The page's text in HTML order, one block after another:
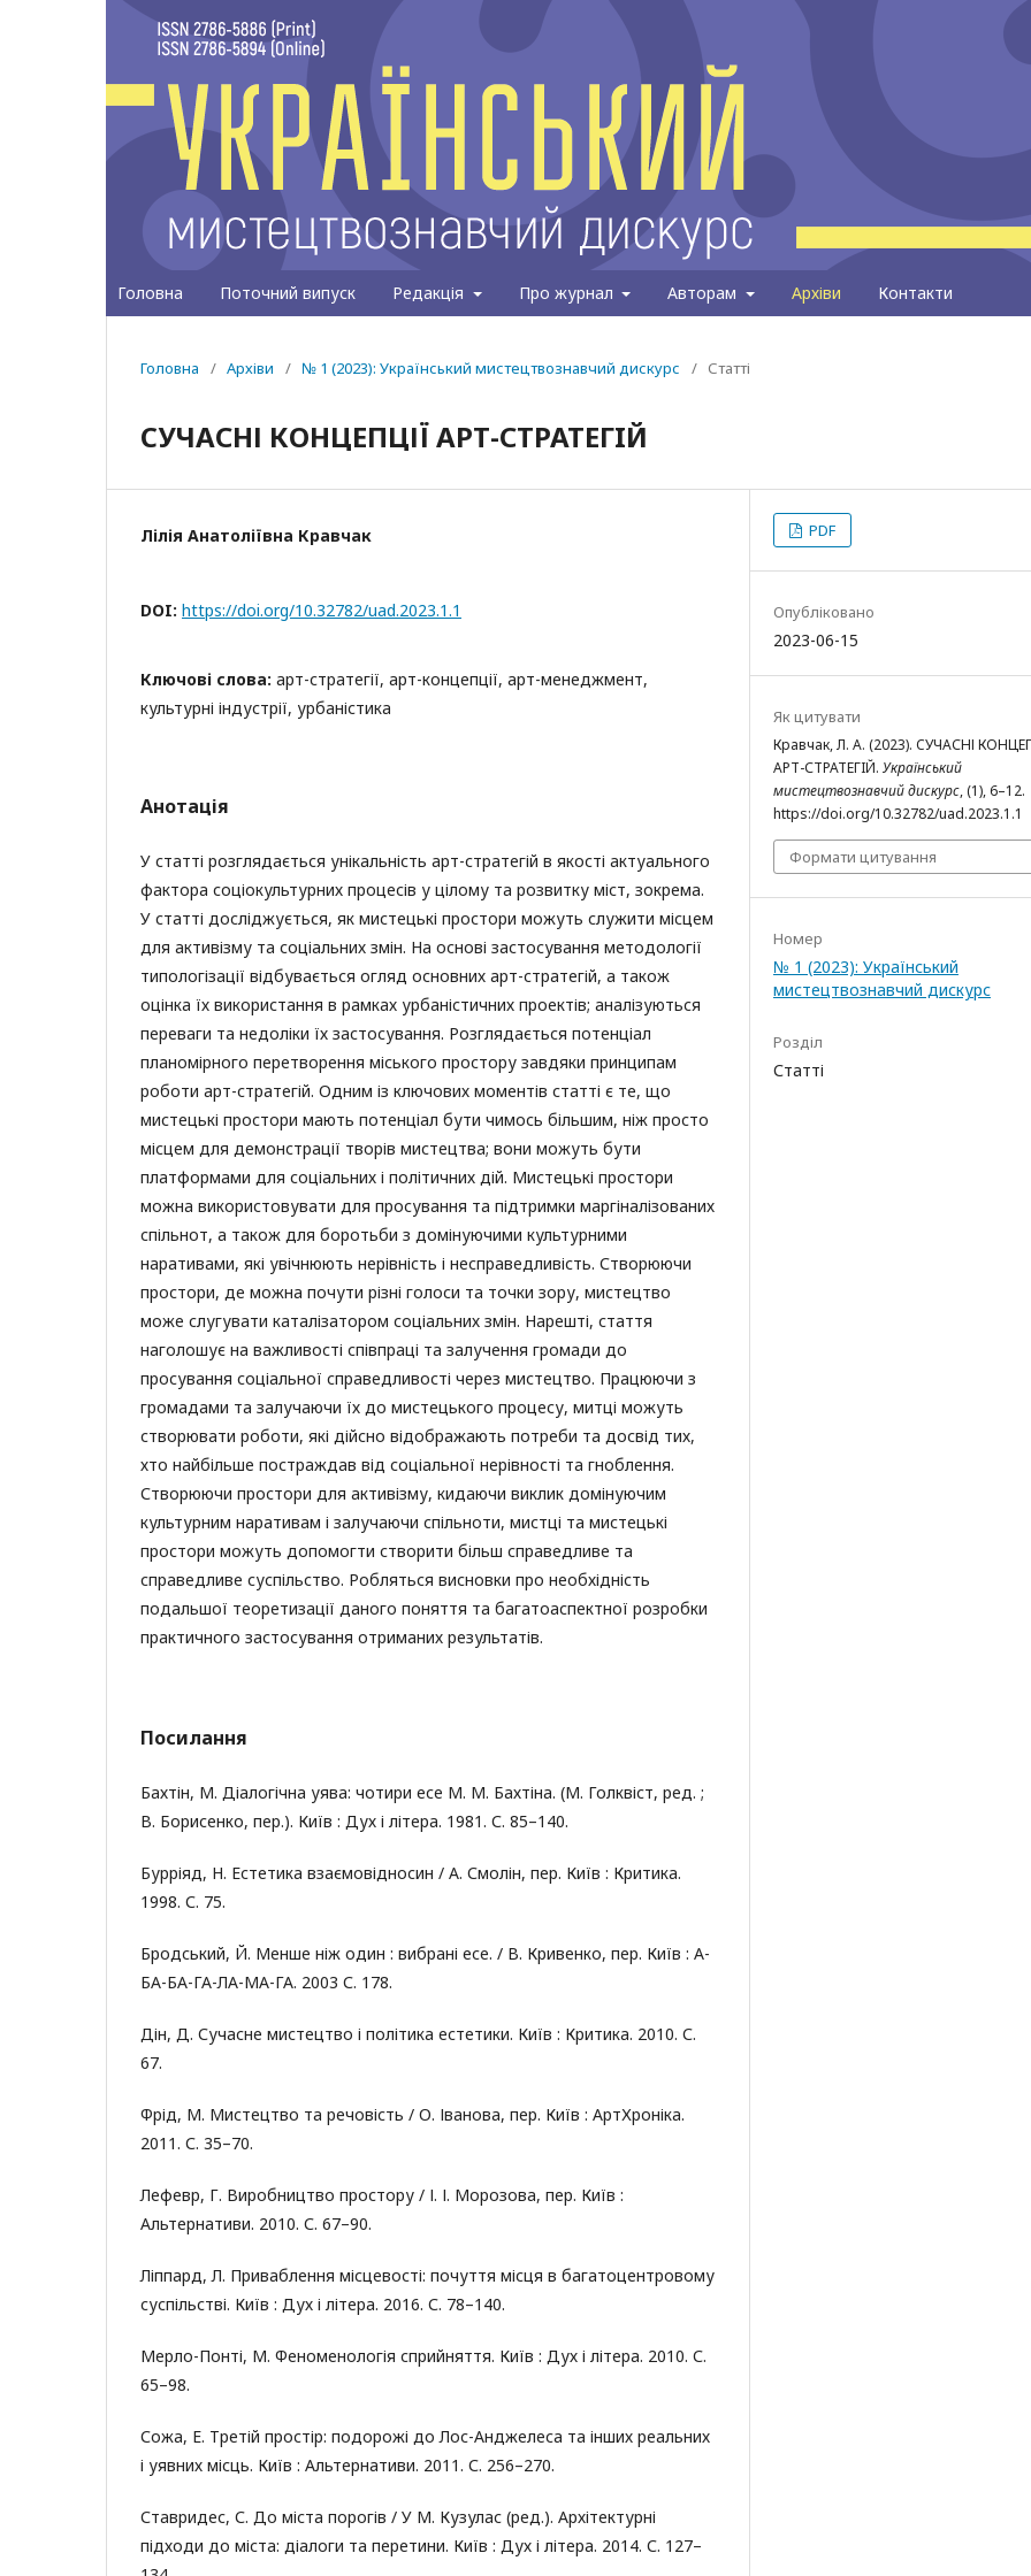
Головна Поточний випуск Редакція Про журнал Авторам Архіви Контакти
Головна / Архіви / № 1 (2023): Український мистецтвознавчий дискурс / Статті
CУЧАСНІ КОНЦЕПЦІЇ АРТ-СТРАТЕГIЙ
Лілія Анатоліївна Кравчак
DOI: https://doi.org/10.32782/uad.2023.1.1
Ключові слова: арт-стратегії, арт-концепції, арт-менеджмент,
культурні індустрії, урбаністика
Анотація
У статті розглядається унікальність арт-стратегій в якості актуального
фактора соціокультурних процесів у цілому та розвитку міст, зокрема.
У статті досліджується, як мистецькі простори можуть служити місцем
для активізму та соціальних змін. На основі застосування методології
типологізації відбувається огляд основних арт-стратегій, а також
оцінка їх використання в рамках урбаністичних проектів; аналізуються
переваги та недоліки їх застосування. Розглядається потенціал
планомірного перетворення міського простору завдяки принципам
роботи арт-стратегій. Одним із ключових моментів статті є те, що
мистецькі простори мають потенціал бути чимось більшим, ніж просто
місцем для демонстрації творів мистецтва; вони можуть бути
платформами для соціальних і політичних дій. Мистецькі простори
можна використовувати для просування та підтримки маргіналізованих
спільнот, а також для боротьби з домінуючими культурними
наративами, які увічнюють нерівність і несправедливість. Створюючи
простори, де можна почути різні голоси та точки зору, мистецтво
може слугувати каталізатором соціальних змін. Нарешті, стаття
наголошує на важливості співпраці та залучення громади до
просування соціальної справедливості через мистецтво. Працюючи з
громадами та залучаючи їх до мистецького процесу, митці можуть
створювати роботи, які дійсно відображають потреби та досвід тих,
хто найбільше постраждав від соціальної нерівності та гноблення.
Створюючи простори для активізму, кидаючи виклик домінуючим
культурним наративам і залучаючи спільноти, мистці та мистецькі
простори можуть допомогти створити більш справедливе та
справедливе суспільство. Робляться висновки про необхідність
подальшої теоретизації даного поняття та багатоаспектної розробки
практичного застосування отриманих результатів.
Посилання
Бахтін, М. Діалогічна уява: чотири есе М. М. Бахтіна. (М. Голквіст, ред. ;
В. Борисенко, пер.). Київ : Дух і літера. 1981. С. 85–140.
Бурріяд, Н. Естетика взаємовідносин / А. Смолін, пер. Київ : Критика.
1998. С. 75.
Бродський, Й. Менше ніж один : вибрані есе. / В. Кривенко, пер. Київ : А-
БА-БА-ГА-ЛА-МА-ГА. 2003 С. 178.
Дін, Д. Сучасне мистецтво і політика естетики. Київ : Критика. 2010. С.
67.
Фрід, М. Мистецтво та речовість / О. Іванова, пер. Київ : АртХроніка.
2011. С. 35–70.
Лефевр, Г. Виробництво простору / І. І. Морозова, пер. Київ :
Альтернативи. 2010. С. 67–90.
Ліппард, Л. Приваблення місцевості: почуття місця в багатоцентровому
суспільстві. Київ : Дух і літера. 2016. С. 78–140.
Мерло-Понті, М. Феноменологія сприйняття. Київ : Дух і літера. 2010. С.
65–98.
Сожа, Е. Третій простір: подорожі до Лос-Анджелеса та інших реальних
і уявних місць. Київ : Альтернативи. 2011. С. 256–270.
Ставридес, С. До міста порогів / У М. Кузулас (ред.). Архітектурні
підходи до міста: діалоги та перетини. Київ : Дух і літера. 2014. С. 127–
PDF
Опубліковано
2023-06-15
Як цитувати
Кравчак, Л. А. (2023). CУЧАСНІ
АРТ-СТРАТЕГIЙ. Український
мистецтвознавчий дискурс, (1), 6–12.
https://doi.org/10.32782/uad.2023.1.1
Формати цитування
Номер
№ 1 (2023): Український
мистецтвознавчий дискурс
Розділ
Статті